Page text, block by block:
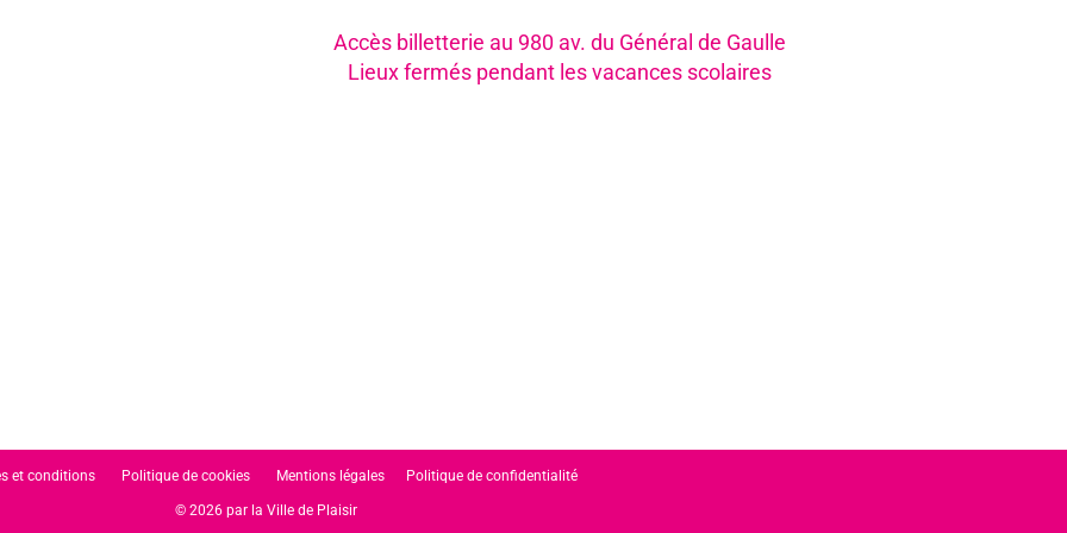
Accès billetterie au 980 av. du Général de Gaulle
Lieux fermés pendant les vacances scolaires
et conditions Politique de cookies Mentions légales Politique de confidentialité
© 2026 par la Ville de Plaisir